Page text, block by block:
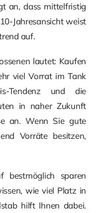
an, dass mittelfristig
Jahresansicht weist
auf.
lautet: Kaufen
viel Vorrat im Tank
Tendenz und die
in naher Zukunft
an. Wenn Sie gute
Vorräte besitzen,
bestmöglich sparen
wie viel Platz in
hilft Ihnen dabei.